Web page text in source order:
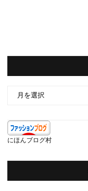
イ
ブ
にほんブログ村